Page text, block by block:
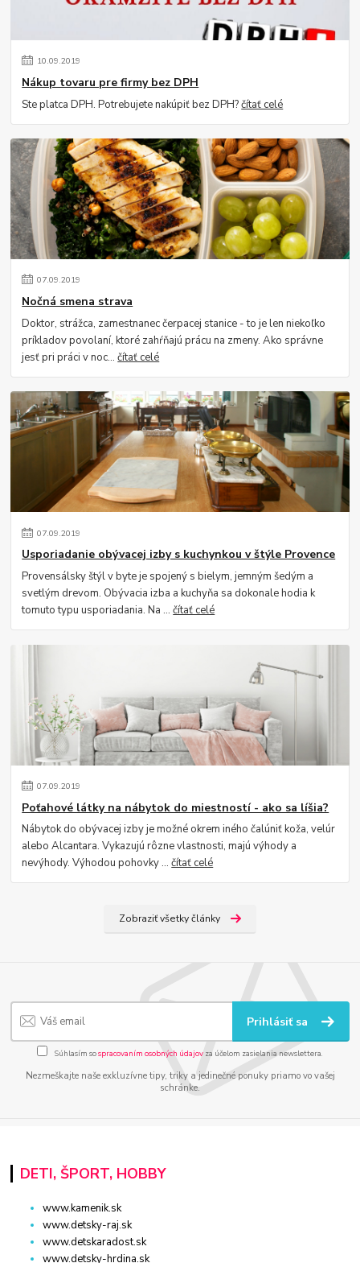
10.09.2019
Nákup tovaru pre firmy bez DPH
Ste platca DPH. Potrebujete nakúpiť bez DPH?čítať celé
07.09.2019
Nočná smena strava
Doktor, strážca, zamestnanec čerpacej stanice - to je len niekoľko
príkladov povolaní, ktoré zahŕňajú prácu na zmeny. Ako správne
jesť pri práci v noc...čítať celé
07.09.2019
Usporiadanie obývacej izby s kuchynkou v štýle Provence
Provensálsky štýl v byte je spojený s bielym, jemným šedým a
svetlým drevom. Obývacia izba a kuchyňa sa dokonale hodia k
tomuto typu usporiadania. Na ...čítať celé
07.09.2019
Poťahové látky na nábytok do miestností - ako sa líšia?
Nábytok do obývacej izby je možné okrem iného čalúniť koža, velúr
alebo Alcantara. Vykazujú rôzne vlastnosti, majú výhody a
nevýhody. Výhodou pohovky ...čítať celé
Zobraziť všetky články
Prihlásiť sa
Súhlasím sospracovaním osobných údajov za účelom zasielania newslettera.
Nezmeškajte naše exkluzívne tipy, triky a jedinečné ponuky priamo vo vašej
schránke.
DETI, ŠPORT, HOBBY
www.kamenik.sk
www.detsky-raj.sk
www.detskaradost.sk
www.detsky-hrdina.sk